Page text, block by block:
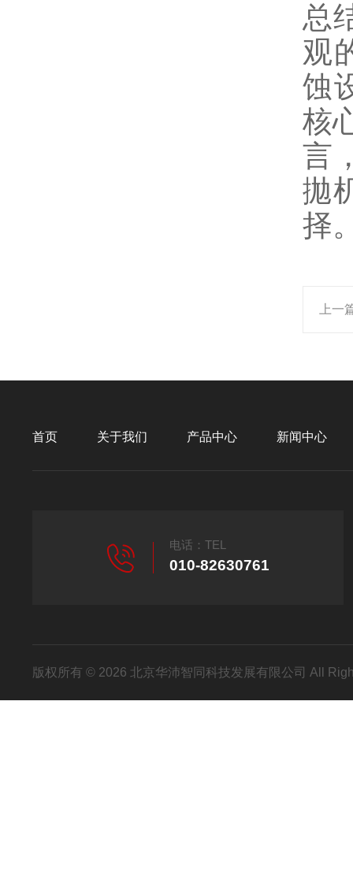
总
观
蚀
核
言
拋
择
上一
首页 关于我们 产品中心 新闻中心
电话：TEL
010-82630761
版权所有 © 2026 北京华沛智同科技发展有限公司 All